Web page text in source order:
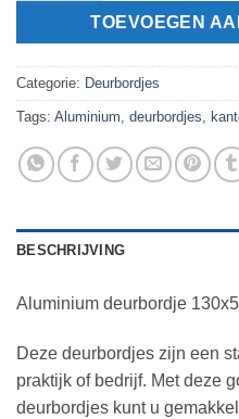
TOEVOEGEN
Categorie: Deurbordjes
Tags: Aluminium deurbordjes
BESCHRIJVING
Aluminium deurbordje
Deze deurbordjes zijn een
praktijk of bedrijf. Met deze
deurbordjes kunt u